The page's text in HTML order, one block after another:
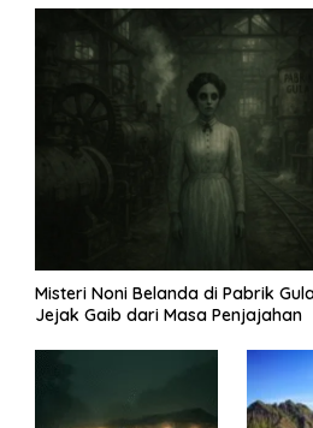
Misteri Noni Belanda di Pabrik
Jejak Gaib dari Masa Penjajahan